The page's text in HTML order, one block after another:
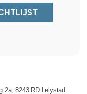
2a, 8243 RD Lelystad